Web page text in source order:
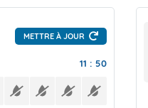
METTRE À JOUR
11 : 50